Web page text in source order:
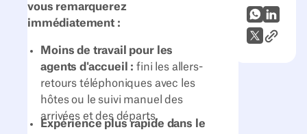
WhatsApp
X (Twitter)
Lien
vous remarquerez
immédiatement :
Moins de travail pour les
agents d'accueil : fini les allers-
retours téléphoniques avec les
hôtes ou le suivi manuel des
arrivées et des départs.
Expérience plus rapide dans le